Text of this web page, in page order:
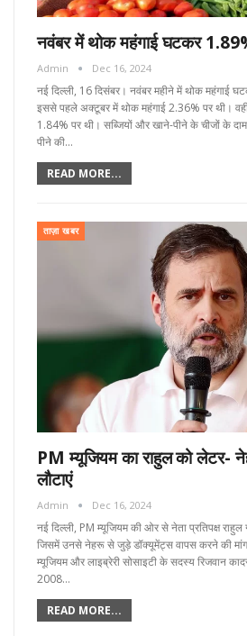
नवंबर में थोक महंगाई घटकर
Admin Dec 16, 2024
नई दिल्ली, 16 दिसंबर। नवंबर महीने में थोक महंगाई
इससे पहले अक्टूबर में थोक महंगाई 2.36% पर थी।
1.84% पर थी। सब्जियों और खाने-पीने के चीजों के
पीने की…
READ MORE...
ताज़ा खबर
PM म्यूजियम का राहुल को लेटर-
लौटाएं
Admin Dec 16, 2024
नई दिल्ली, PM म्यूजियम की ओर से नेता प्रतिपक्ष राहुल
जिसमें उनसे नेहरू से जुड़े डॉक्यूमेंट्स वापस करने की मांग
म्यूजियम और लाइब्रेरी सोसाइटी के सदस्य रिजवान
2008…
READ MORE...